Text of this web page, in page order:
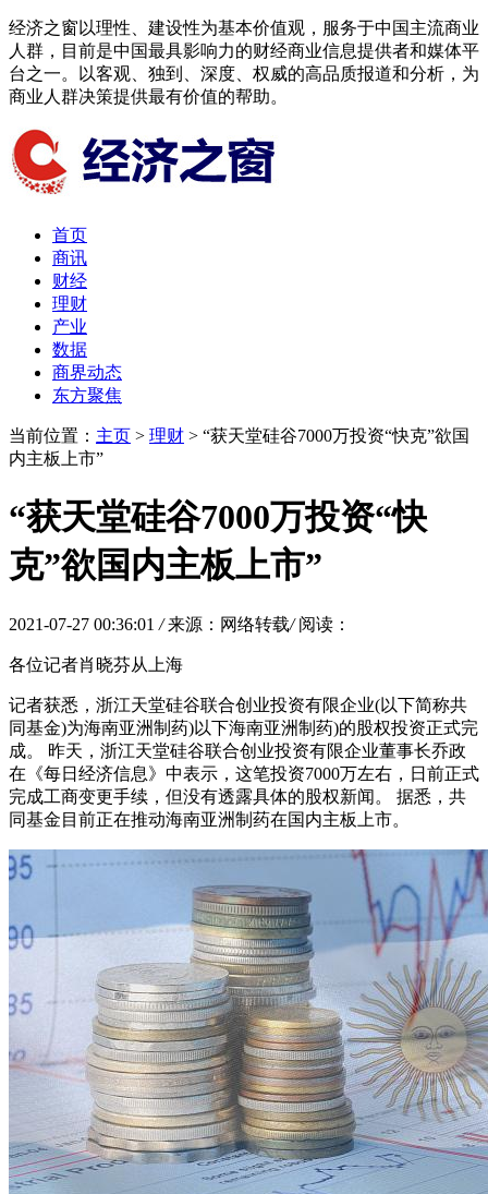
经济之窗以理性、建设性为基本价值观，服务于中国主流商业
人群，目前是中国最具影响力的财经商业信息提供者和媒体平
台之一。以客观、独到、深度、权威的高品质报道和分析，为
商业人群决策提供最有价值的帮助。
首页
商讯
财经
理财
产业
数据
商界动态
东方聚焦​
当前位置： 主页 > 理财 > “获天堂硅谷7000万投资“快克”欲国
内主板上市”
“获天堂硅谷7000万投资“快
克”欲国内主板上市”
2021-07-27 00:36:01 / 来源：网络转载/ 阅读：
各位记者肖晓芬从上海
记者获悉，浙江天堂硅谷联合创业投资有限企业(以下简称共
同基金)为海南亚洲制药)以下海南亚洲制药)的股权投资正式完
成。 昨天，浙江天堂硅谷联合创业投资有限企业董事长乔政
在《每日经济信息》中表示，这笔投资7000万左右，日前正式
完成工商变更手续，但没有透露具体的股权新闻。 据悉，共
同基金目前正在推动海南亚洲制药在国内主板上市。